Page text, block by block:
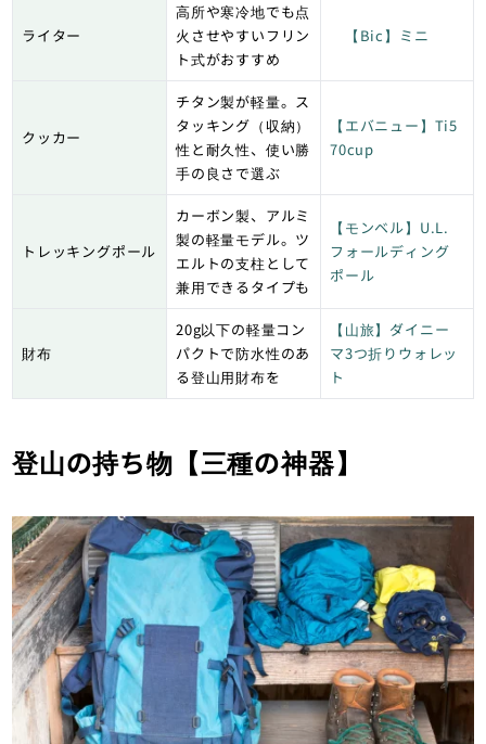
ライター
高所や寒冷地でも点
火させやすいフリン
ト式がおすすめ
【Bic】ミニ
クッカー
チタン製が軽量。ス
タッキング（収納）
性と耐久性、使い勝
手の良さで選ぶ
【エバニュー】Ti5
70cup
トレッキングポール
カーボン製、アルミ
製の軽量モデル。ツ
エルトの支柱として
兼用できるタイプも
【モンベル】U.L.
フォールディング
ポール
財布
20g以下の軽量コン
パクトで防水性のあ
る登山用財布を
【山旅】ダイニー
マ3つ折りウォレッ
ト
登山の持ち物【三種の神器】